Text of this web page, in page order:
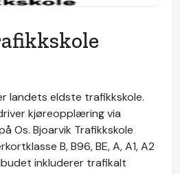
landets eldste trafikkskole.
kjøreopplæring via
Os. Bjoarvik Trafikkskole
B, B96, BE, A, A1, A2
inkluderer trafikalt